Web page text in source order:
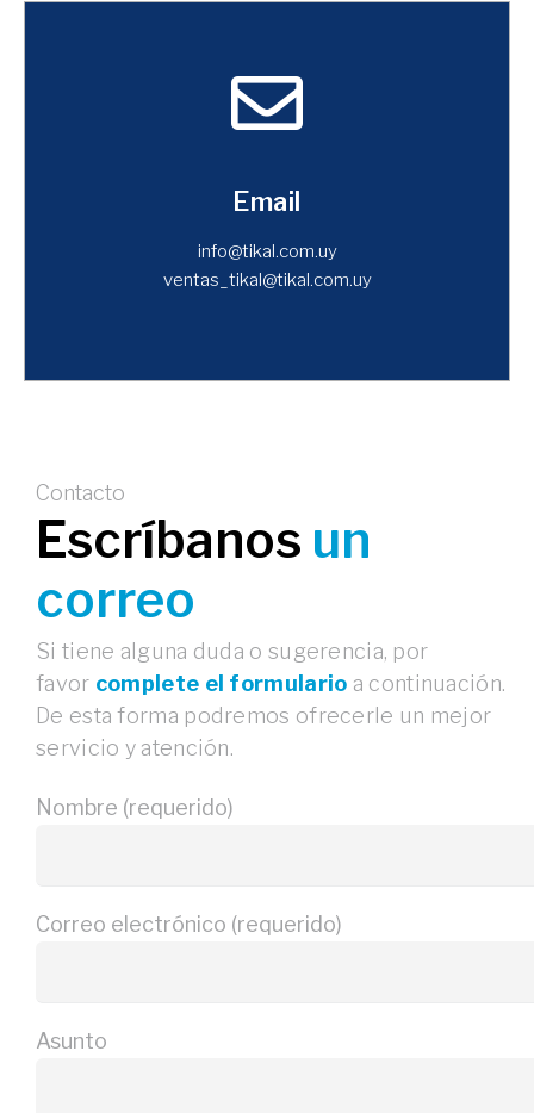
Email
info@tikal.com.uy
ventas_tikal@tikal.com.uy
Contacto
Escríbanos un
correo
Si tiene alguna duda o sugerencia, por
favor complete el formulario a continuación.
De esta forma podremos ofrecerle un mejor
servicio y atención.
Nombre (requerido)
Correo electrónico (requerido)
Asunto